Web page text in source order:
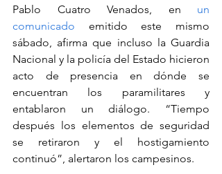
Pablo Cuatro Venados, en un
comunicado emitido este mismo
sábado, afirma que incluso la Guardia
Nacional y la policía del Estado hicieron
acto de presencia en dónde se
encuentran los paramilitares y
entablaron un diálogo. “Tiempo
después los elementos de seguridad
se retiraron y el hostigamiento
continuó”, alertaron los campesinos.